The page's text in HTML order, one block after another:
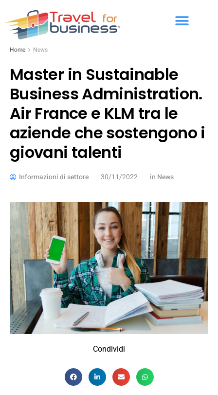
Home News
Master in Sustainable
Business Administration.
Air France e KLM tra le
aziende che sostengono i
giovani talenti
Informazioni di settore 30/11/2022 in News
Condividi